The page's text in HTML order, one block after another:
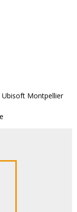
Ubisoft Montpellier